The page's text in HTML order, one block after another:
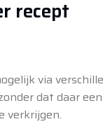
recept
via
dat daar
verkrijgen.